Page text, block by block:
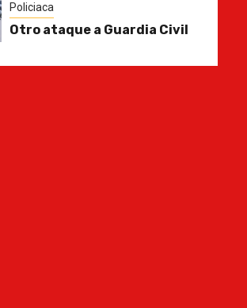
Policiaca
Otro ataque a Guardia Civil